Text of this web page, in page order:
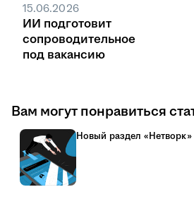
15.06.2026
ИИ подготовит
сопроводительное
под вакансию
Вам могут понравиться
Новый раздел «Нетворк»